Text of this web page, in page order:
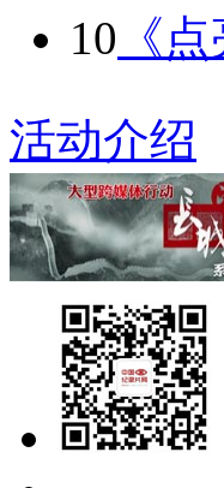
10 《
活动介绍